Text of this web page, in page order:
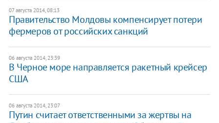
07 августа 2014, 08:13
Правительство Молдовы компенсирует потери
фермеров от российских санкций
06 августа 2014, 23:39
В Черное море направляется ракетный крейсер
США
06 августа 2014, 23:07
Путин считает ответственными за жертвы на